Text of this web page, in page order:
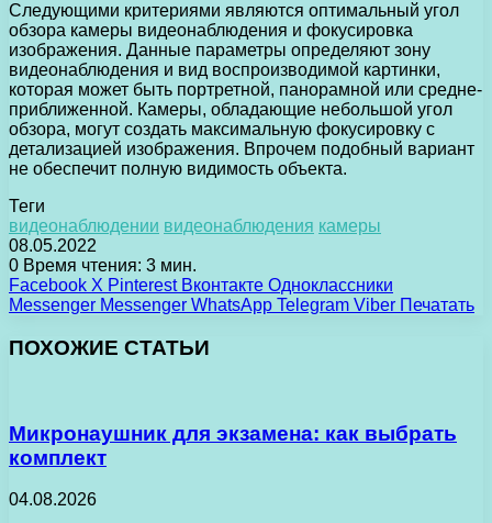
Следующими критериями являются оптимальный угол
обзора камеры видеонаблюдения и фокусировка
изображения. Данные параметры определяют зону
видеонаблюдения и вид воспроизводимой картинки,
которая может быть портретной, панорамной или средне-
приближенной. Камеры, обладающие небольшой угол
обзора, могут создать максимальную фокусировку с
детализацией изображения. Впрочем подобный вариант
не обеспечит полную видимость объекта.
Теги
видеонаблюдении видеонаблюдения камеры
08.05.2022
0 Время чтения: 3 мин.
Facebook X Pinterest Вконтакте Одноклассники
Messenger Messenger WhatsApp Telegram Viber Печатать
ПОХОЖИЕ СТАТЬИ
Микронаушник для экзамена: как выбрать
комплект
04.08.2026